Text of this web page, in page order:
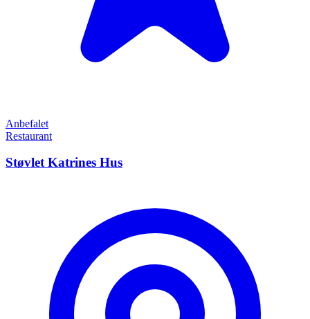
Anbefalet
Restaurant
Støvlet Katrines Hus